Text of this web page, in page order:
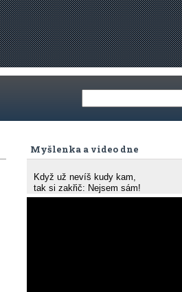
Myšlenka a video dne
Když už nevíš kudy kam,
tak si zakřič: Nejsem sám!